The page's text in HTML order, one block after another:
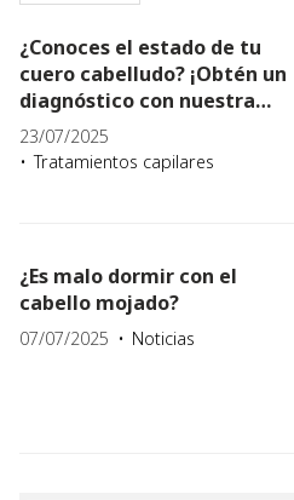
¿Conoces el estado de tu
cuero cabelludo? ¡Obtén un
diagnóstico con nuestra
microcámara!
23/07/2025
Tratamientos capilares
¿Es malo dormir con el
cabello mojado?
07/07/2025 Noticias